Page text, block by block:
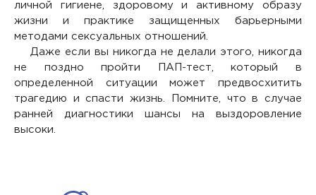
личной гигиене, здоровому и активному образу
жизни и практике защищенных барьерными
методами сексуальных отношений.
Даже если вы никогда не делали этого, никогда
не поздно пройти ПАП-тест, который в
определенной ситуации может предвосхитить
трагедию и спасти жизнь. Помните, что в случае
ранней диагностики шансы на выздоровление
высоки.